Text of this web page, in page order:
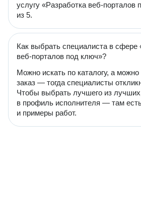
услугу «Разработка веб-порталов
из 5.
Как выбрать специалиста в сфере
веб-порталов под ключ»?
Можно искать по каталогу, а можно
заказ — тогда специалисты
Чтобы выбрать лучшего из
в профиль исполнителя — там
и примеры работ.